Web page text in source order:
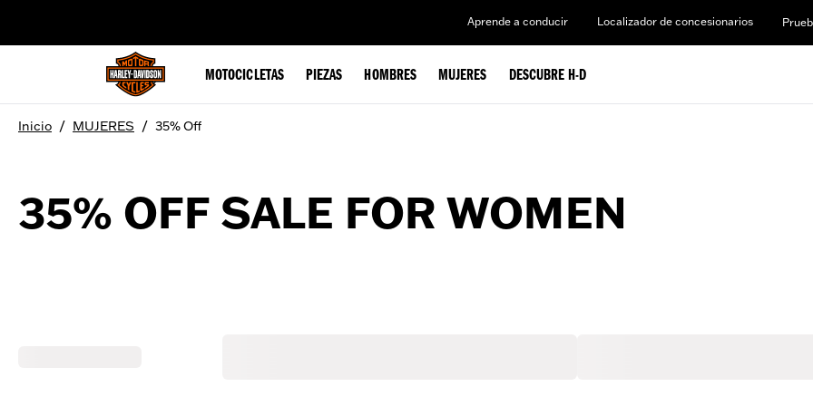
Aprende a conducir Localizador de concesionarios
MOTOCICLETAS PIEZAS HOMBRES MUJERES DESCUBRE H-D
Inicio / MUJERES / 35% Off
35% OFF SALE FOR WOMEN